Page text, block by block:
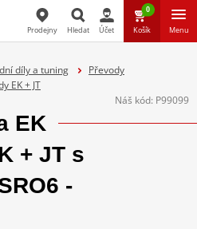
Prodejny Hledat Účet
0
Košík Menu
díly a tuning
Převody
EK + JT
Náš kód: P99099
EK
+ JT s
-